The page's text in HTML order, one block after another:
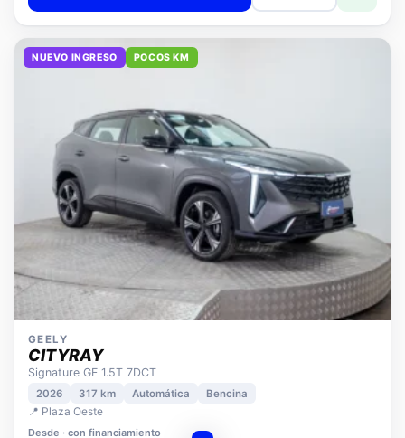
+ Comparar
GEELY
CITYRAY
Signature GF 1.5T 7DCT
2026 317 km
📍 Plaza Oeste